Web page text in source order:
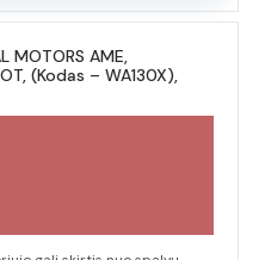
MOTORS AME,
(Kodas – WA130X),